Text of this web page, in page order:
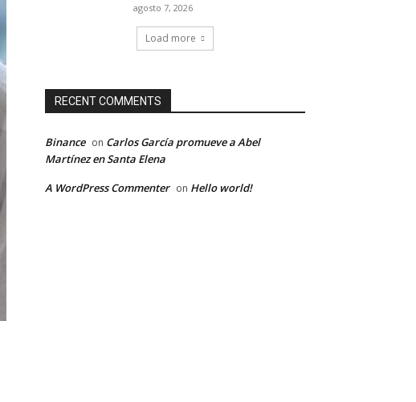
agosto 7, 2026
Load more
RECENT COMMENTS
Binance on Carlos García promueve a Abel
Martínez en Santa Elena
A WordPress Commenter on Hello world!